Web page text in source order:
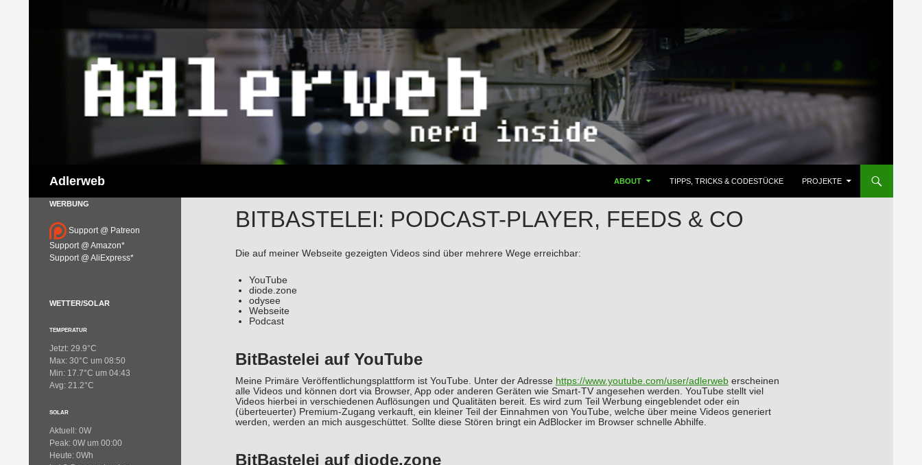
Adlerweb
ABOUT
TIPPS, TRICKS & CODESTÜCKE PROJEKTE
BITBASTELEI: PODCAST-PLAYER, FEEDS & CO
Die auf meiner Webseite gezeigten Videos sind über mehrere Wege erreichbar:
YouTube
diode.zone
odysee
Webseite
Podcast
BitBastelei auf YouTube
Meine Primäre Veröffentlichungsplattform ist YouTube. Unter der Adresse https://www.youtube.com/user/adlerweberscheinen
alle Videos und können dort via Browser, App oder anderen Geräten wie Smart-TV angesehen werden. YouTube stellt viel
Videos hierbei in verschiedenen Auflösungen und Qualitäten bereit. Es wird zum Teil Werbung eingeblendet oder ein
(überteuerter) Premium-Zugang verkauft, ein kleiner Teil der Einnahmen von YouTube, welche über meine Videos generiert
werden, werden an mich ausgeschüttet. Sollte diese Stören bringt ein AdBlocker im Browser schnelle Abhilfe.
BitBastelei auf diode.zone
WERBUNG
Support @ Patreon
Support @ Amazon*
Support @ AliExpress*
WETTER/SOLAR
TEMPERATUR
Jetzt: 29.9°C
Max: 30°C um 08:50
Min: 17.7°C um 04:43
Avg: 21.2°C
SOLAR
Aktuell: 0W
Peak: 0W um 00:00
Heute: 0Wh